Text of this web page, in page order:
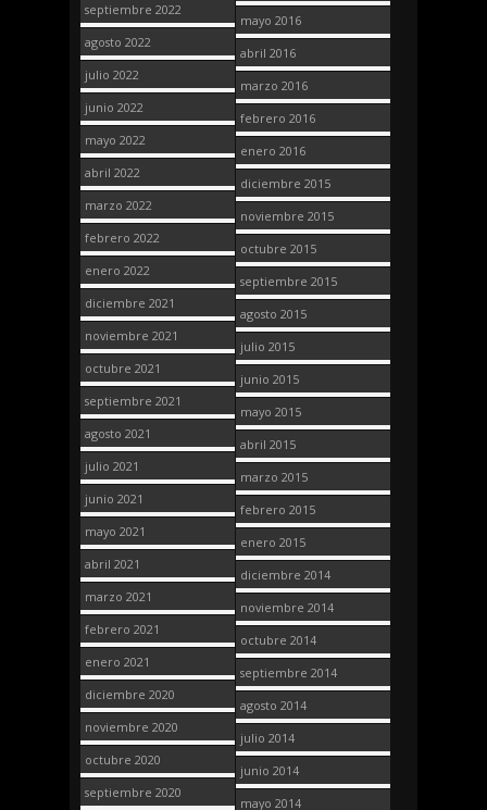
septiembre 2022
agosto 2022
julio 2022
junio 2022
mayo 2022
abril 2022
marzo 2022
febrero 2022
enero 2022
diciembre 2021
noviembre 2021
octubre 2021
septiembre 2021
agosto 2021
julio 2021
junio 2021
mayo 2021
abril 2021
marzo 2021
febrero 2021
enero 2021
diciembre 2020
noviembre 2020
octubre 2020
septiembre 2020
mayo 2016
abril 2016
marzo 2016
febrero 2016
enero 2016
diciembre 2015
noviembre 2015
octubre 2015
septiembre 2015
agosto 2015
julio 2015
junio 2015
mayo 2015
abril 2015
marzo 2015
febrero 2015
enero 2015
diciembre 2014
noviembre 2014
octubre 2014
septiembre 2014
agosto 2014
julio 2014
junio 2014
mayo 2014